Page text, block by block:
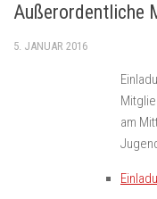
Außerordentliche
5. JANUAR 2016
am